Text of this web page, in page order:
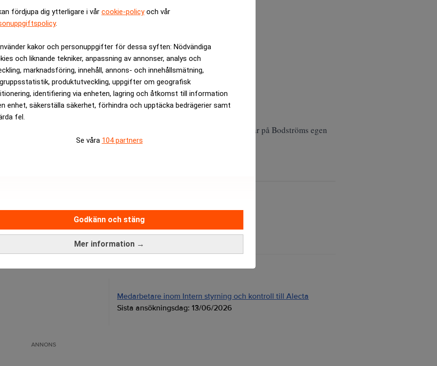
fördjupa dig ytterligare i vår cookie-policyoch vår
.
kakor och personuppgifter för dessa syften: Nödvändiga
och liknande tekniker, anpassning av annonser, analys och
marknadsföring, innehåll, annons- och innehållsmätning,
produktutveckling, uppgifter om geografisk
identifiering via enheten, lagring och åtkomst till information
enhet, säkerställa säkerhet, förhindra och upptäcka bedrägerier samt
fel.
Se våra 104 partners
Mer information →
Godkänn och stäng
för en kommentar, men hans pressekreterare hänvisar till en kommentar på Bodströms egen
är kostnadsfritt:
Medarbetare inom Intern styrning och kontroll till Alecta
Sista ansökningsdag: 13/06/2026
ANNONS